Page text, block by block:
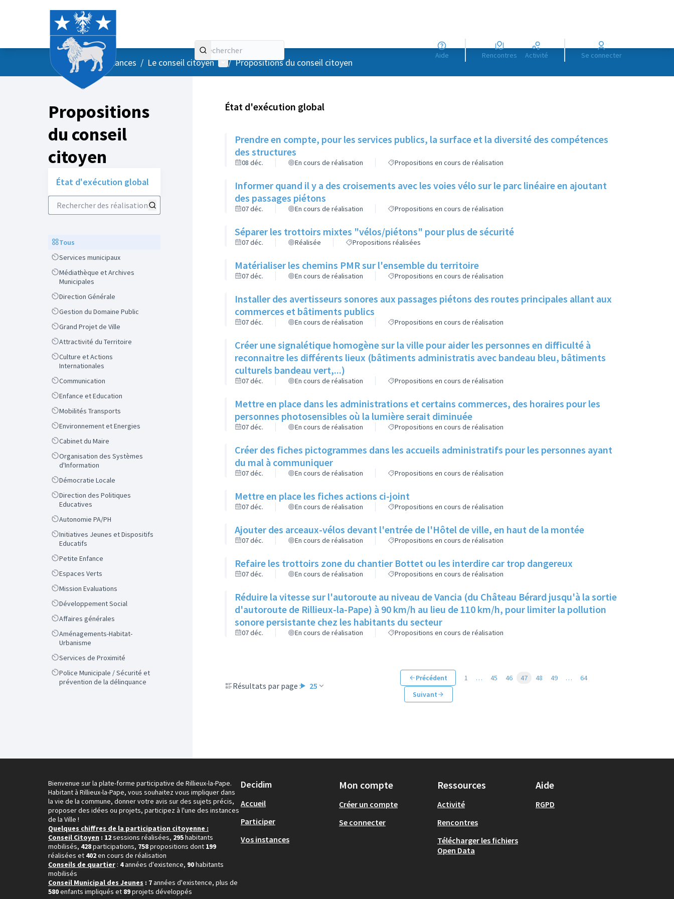
Aide Rencontres Activité Se connecter
AccueilMenu principal
/ Vos instances / Le conseil citoyen Menu utilisateur
/ Propositions du conseil citoyen
Propositions
du conseil
citoyen
État d'exécution global
Rechercher des réalisations
ScopeTous
ScopeServices municipaux
Scope
Médiathèque et Archives
Municipales
ScopeDirection Générale
ScopeGestion du Domaine Public
ScopeGrand Projet de Ville
ScopeAttractivité du Territoire
Scope
Culture et Actions
Internationales
ScopeCommunication
ScopeEnfance et Education
ScopeMobilités Transports
ScopeEnvironnement et Energies
ScopeCabinet du Maire
Scope
Organisation des Systèmes
d'Information
ScopeDémocratie Locale
Scope
Direction des Politiques
Educatives
ScopeAutonomie PA/PH
Scope
Initiatives Jeunes et Dispositifs
Educatifs
ScopePetite Enfance
ScopeEspaces Verts
ScopeMission Evaluations
ScopeDéveloppement Social
ScopeAffaires générales
Scope
Aménagements-Habitat-
Urbanisme
ScopeServices de Proximité
Scope
Police Municipale / Sécurité et
prévention de la délinquance
État d'exécution global
Prendre en compte, pour les services publics, la surface et la diversité des compétences
des structures
08 déc. En cours de réalisation Propositions en cours de réalisation
Informer quand il y a des croisements avec les voies vélo sur le parc linéaire en ajoutant
des passages piétons
07 déc. En cours de réalisation Propositions en cours de réalisation
Séparer les trottoirs mixtes "vélos/piétons" pour plus de sécurité
07 déc. Réalisée Propositions réalisées
Matérialiser les chemins PMR sur l'ensemble du territoire
07 déc. En cours de réalisation Propositions en cours de réalisation
Installer des avertisseurs sonores aux passages piétons des routes principales allant aux
commerces et bâtiments publics
07 déc. En cours de réalisation Propositions en cours de réalisation
Créer une signalétique homogène sur la ville pour aider les personnes en difficulté à
reconnaitre les différents lieux (bâtiments administratis avec bandeau bleu, bâtiments
culturels bandeau vert,...)
07 déc. En cours de réalisation Propositions en cours de réalisation
Mettre en place dans les administrations et certains commerces, des horaires pour les
personnes photosensibles où la lumière serait diminuée
07 déc. En cours de réalisation Propositions en cours de réalisation
Créer des fiches pictogrammes dans les accueils administratifs pour les personnes ayant
du mal à communiquer
07 déc. En cours de réalisation Propositions en cours de réalisation
Mettre en place les fiches actions ci-joint
07 déc. En cours de réalisation Propositions en cours de réalisation
Ajouter des arceaux-vélos devant l'entrée de l'Hôtel de ville, en haut de la montée
07 déc. En cours de réalisation Propositions en cours de réalisation
Refaire les trottoirs zone du chantier Bottet ou les interdire car trop dangereux
07 déc. En cours de réalisation Propositions en cours de réalisation
Réduire la vitesse sur l'autoroute au niveau de Vancia (du Château Bérard jusqu'à la sortie
d'autoroute de Rillieux-la-Pape) à 90 km/h au lieu de 110 km/h, pour limiter la pollution
sonore persistante chez les habitants du secteur
07 déc. En cours de réalisation Propositions en cours de réalisation
Résultats par page : 25
Précédent 1 … 45 46 47 48 49 …
64
Suivant
Bienvenue sur la plate-forme participative de Rillieux-la-Pape.
Habitant à Rillieux-la-Pape, vous souhaitez vous impliquer dans
la vie de la commune, donner votre avis sur des sujets précis,
proposer des idées ou projets, participez à l'une des instances
de la Ville !
Quelques chiffres de la participation citoyenne :
Conseil Citoyen : 12sessions réalisées, 295habitants
mobilisés, 428participations, 758propositions dont 199
réalisées et 402en cours de réalisation
Conseils de quartier : 4années d'existence, 90habitants
mobilisés
Conseil Municipal des Jeunes : 7années d'existence, plus de
580enfants impliqués et 89projets développés
Decidim
Accueil
Participer
Vos instances
Mon compte
Créer un compte
Se connecter
Ressources
Activité
Rencontres
Télécharger les fichiers
Open Data
Aide
RGPD